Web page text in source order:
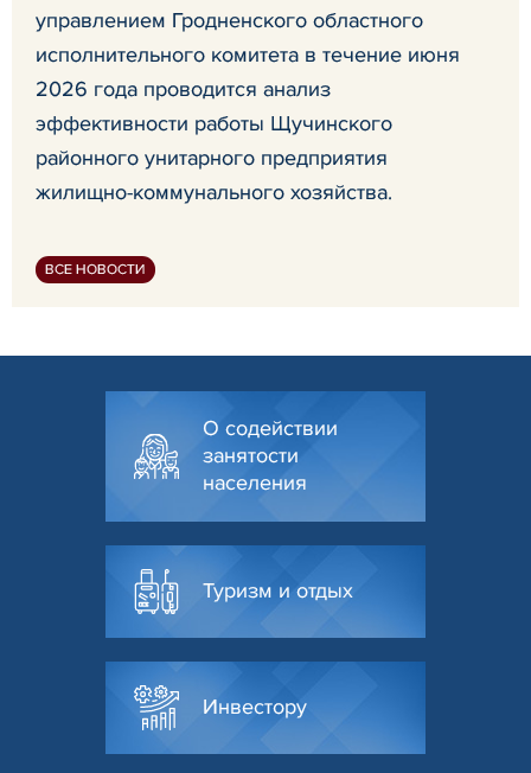
управлением Гродненского областного
исполнительного комитета в течение июня
2026 года проводится анализ
эффективности работы Щучинского
районного унитарного предприятия
жилищно-коммунального хозяйства.
ВСЕ НОВОСТИ
О содействии
занятости
населения
Туризм и отдых
Инвестору